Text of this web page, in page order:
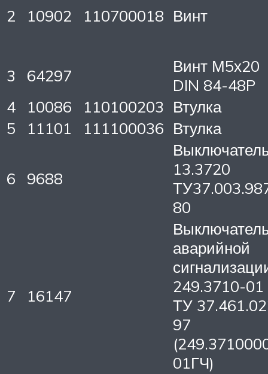
2 10902 110700018 Винт
3 64297
Винт М5х20
DIN 84-48P
4
10086 110100203 Втулка
5
11101 111100036 Втулка
6 9688
13.3720
80
7 16147
аварийной
249.3710-01
ТУ
97
01ГЧ)